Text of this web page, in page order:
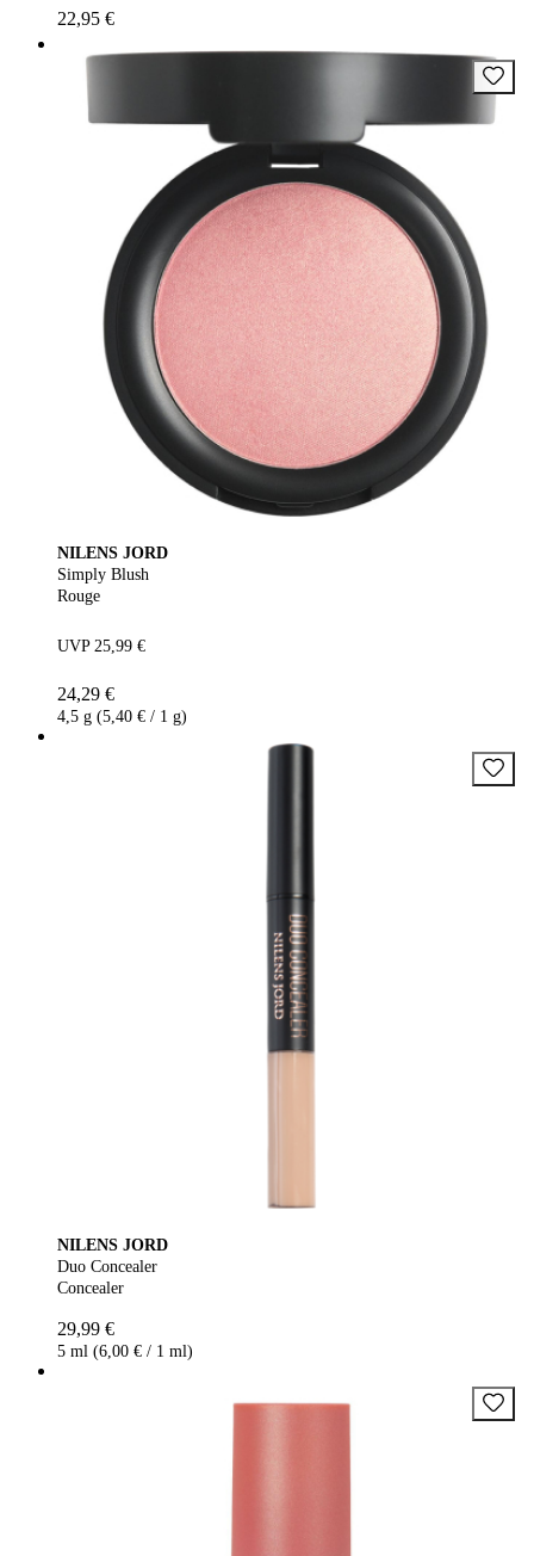
22,95 €
NILENS JORD
Simply Blush
Rouge
UVP 25,99 €
24,29 €
4,5 g (5,40 € / 1 g)
NILENS JORD
Duo Concealer
Concealer
29,99 €
5 ml (6,00 € / 1 ml)